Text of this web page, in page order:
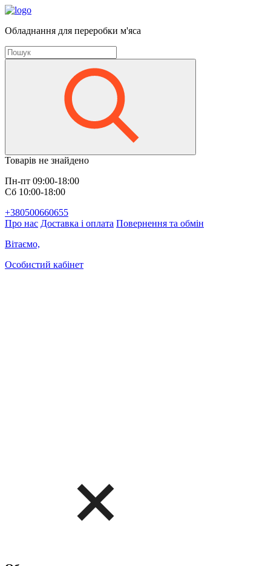
Обладнання для переробки м'яса
Товарів не знайдено
Пн-пт 09:00-18:00
Сб 10:00-18:00
+380500660655
Про нас Доставка і оплата Повернення та обмін
Вітаємо,
Особистий кабінет